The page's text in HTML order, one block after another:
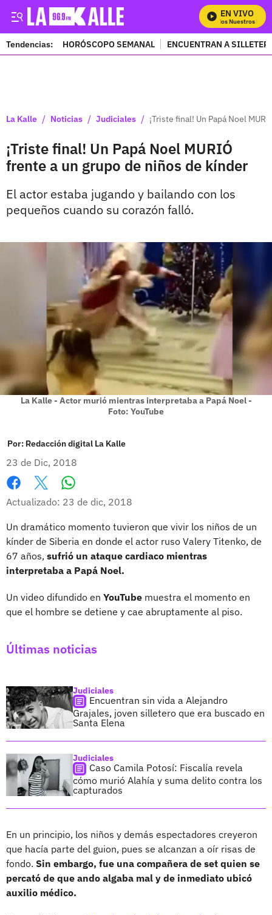
EN VIVO
Mira Todos Nuestros
Tendencias: HORÓSCOPO SEMANAL ENCUENTRAN A
La Kalle / Noticias / Judiciales / ¡Triste final! Un Papá Noel
¡Triste final! Un Papá Noel MURIÓ
frente a un grupo de niños de kínder
El actor estaba jugando y bailando con los
pequeños cuando su corazón falló.
La Kalle - Actor murió mientras interpretaba a Papá Noel -
Foto: YouTube
Por: Redacción digital La Kalle
23 de Dic, 2018
Facebook
X
Actualizado: 23 de dic, 2018
Un dramático momento tuvieron que vivir los niños de un
kínder de Siberia en donde el actor ruso Valery Titenko, de
67 años, sufrió un ataque cardiaco mientras
interpretaba a Papá Noel.
Un video difundido en YouTube muestra el momento en
que el hombre se detiene y cae abruptamente al piso.
Últimas noticias
Judiciales
Encuentran sin vida a Alejandro
Grajales, joven silletero que era buscado en
Santa Elena
Judiciales
Caso Camila Potosí: Fiscalía revela
cómo murió Alahía y suma delito contra los
capturados
En un principio, los niños y demás espectadores creyeron
que hacía parte del guion, pues se alcanzan a oír risas de
fondo. Sin embargo, fue una compañera de set quien se
percató de que ando algaba mal y de inmediato ubicó
auxilio médico.